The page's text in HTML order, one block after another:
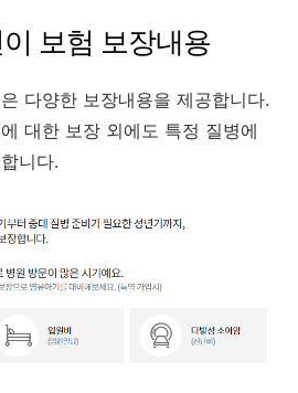
보험 보장내용
다양한 보장내용을 제공합니다.
대한 보장 외에도 특정 질병에
니다.